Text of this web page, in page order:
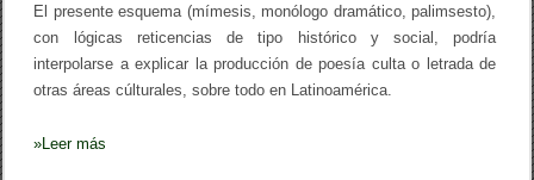
El presente esquema (mímesis, monólogo dramático, palimsesto),
con lógicas reticencias de tipo histórico y social, podría
interpolarse a explicar la producción de poesía culta o letrada de
otras áreas cúlturales, sobre todo en Latinoamérica.
» Leer más